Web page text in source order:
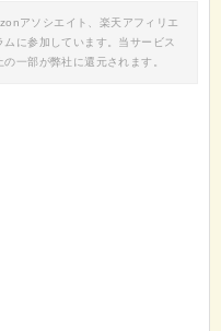
アソシエイト、楽天アフィリエ
に参加しています。当サービス
一部が弊社に還元されます。